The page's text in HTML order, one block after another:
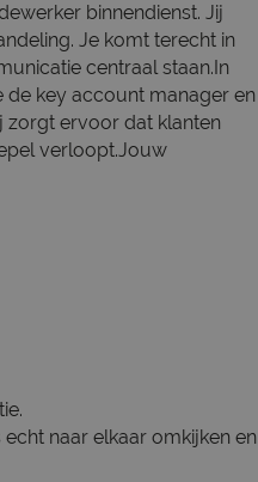
binnendienst. Jij
Je komt terecht in
centraal staan.In
key account manager en
zorgt ervoor dat klanten
verloopt.Jouw
naar elkaar omkijken en